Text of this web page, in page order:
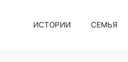
ИСТОРИИ СЕМЬЯ